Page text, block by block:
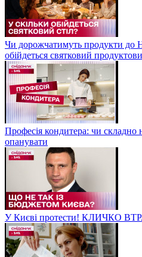
Чи дорожчатимуть продукти до
обійдеться святковий
Професія кондитера: чи складно
опанувати
У Києві протести! КЛИЧКО